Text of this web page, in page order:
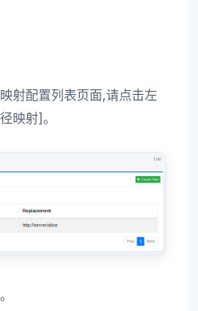
射配置列表页面,请点击左
映射]。